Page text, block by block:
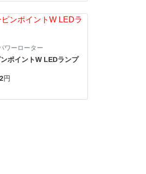
ワーローター
ポイントW LEDランプ
円